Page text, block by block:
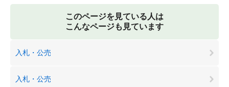
このページを見ている人は
こんなページも見ています
入札・公売
入札・公売